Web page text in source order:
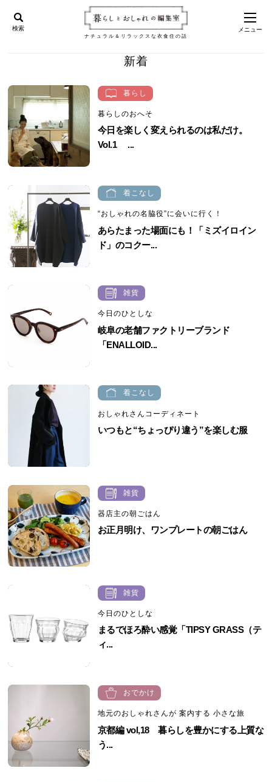
ナチュラル＆リラックスな衣食住の話
検索 メニュー
新着
暮らし
暮らしのおへそ
今日を楽しく変えられるのは私だけ。
Vol.1 ...
着こなし
“おしゃれの名脇役”に会いに行く！
あらたまった場面にも！「ミズイロイン
ド」のコクー...
雑貨
今日のひとしな
岐阜の老舗ファクトリーブランド
「ENALLOID...
着こなし
おしゃれさんコーディネート
いつもと“ちょっぴり違う”を楽しむ服
雑貨
器店主の朝ごはん
お正月明け、ワンプレートの朝ごはん
雑貨
今日のひとしな
まるでほろ酔い感覚「TIPSY GRASS（テ
ィ...
おでかけ
地元のおしゃれさんが 案内する 小さな旅
京都編 vol,18 暮らしを豊かにする上質な
う...